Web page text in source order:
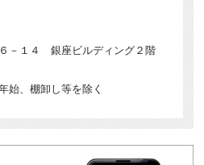
－１４ 銀座ビルディング２階
始、棚卸し等を除く